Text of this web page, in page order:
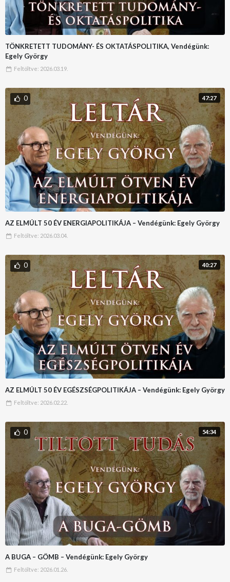
TÖNKRETETT TUDOMÁNY- ÉS OKTATÁSPOLITIKA, Vendégünk:
Egely György
Feltöltve: 2026.03.19.
47:27
0
AZ ELMÚLT 50 ÉV ENERGIAPOLITIKÁJA – Vendégünk: Egely György
Feltöltve: 2026.03.04.
40:27
0
AZ ELMÚLT 50 ÉV EGÉSZSÉGPOLITIKÁJA – Vendégünk: Egely György
Feltöltve: 2026.02.22.
54:34
0
A BUGA – GÖMB – Vendégünk: Egely György
Feltöltve: 2026.01.26.